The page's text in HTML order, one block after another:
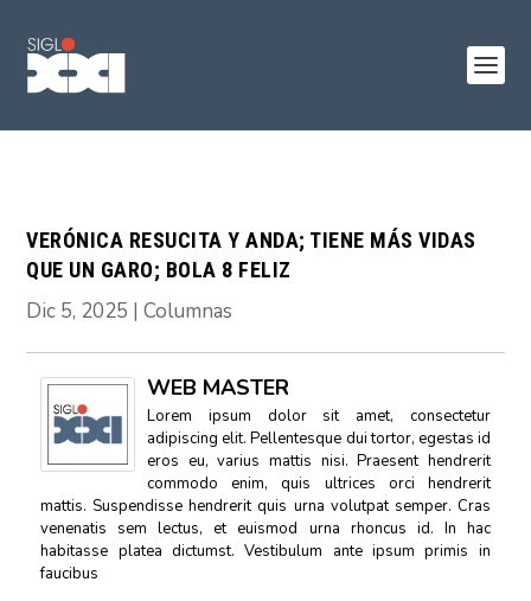
VERÓNICA RESUCITA Y ANDA; TIENE MÁS VIDAS
QUE UN GARO; BOLA 8 FELIZ
Dic 5, 2025 |Columnas
WEB MASTER
Lorem ipsum dolor sit amet, consectetur
adipiscing elit. Pellentesque dui tortor, egestas id
eros eu, varius mattis nisi. Praesent hendrerit
commodo enim, quis ultrices orci hendrerit
mattis. Suspendisse hendrerit quis urna volutpat semper. Cras
venenatis sem lectus, et euismod urna rhoncus id. In hac
habitasse platea dictumst. Vestibulum ante ipsum primis in
faucibus